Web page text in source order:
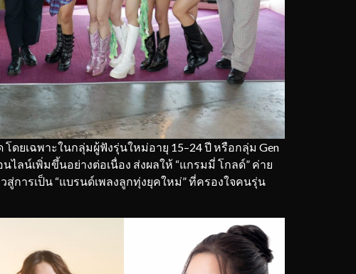
ดยเฉพาะในกลุ่มผู้ฟังรุ่นใหม่อายุ 15–24 ปี หรือกลุ่ม Gen
ลน์เพิ่มขึ้นอย่างต่อเนื่อง ส่งผลให้ “แกรมมี่ โกลด์” ค่าย
การเป็น “แบรนด์เพลงลูกทุ่งยุคใหม่” ที่ครองใจคนรุ่น